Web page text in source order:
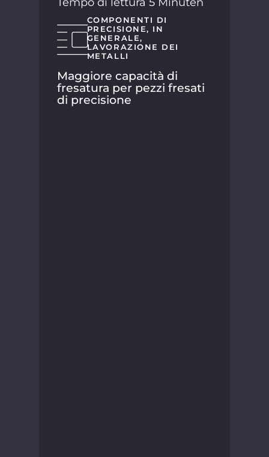
COMPONENTI DI
PRECISIONE, IN
GENERALE,
LAVORAZIONE DEI
METALLI
Maggiore capacità di
fresatura per pezzi fresati
di precisione